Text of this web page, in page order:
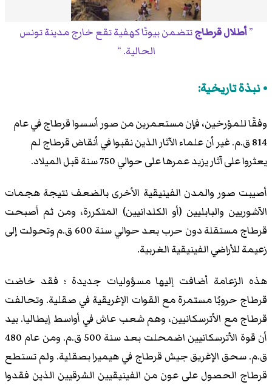
أطلال قرطاجتتضمن بيوتًا كهفية تقع خارج مدينة تونس
الحالية.
نبذة تاريخية:
وفقًا للمؤرخين، فإن مستعمرين من صور أسسوا قرطاج في عام
814 ق.م. غير أن علماء الآثار الذين نقبوا في أنقاض قرطاج لم
يعثروا على آثار يزيد عمرها على حوالي 750 سنة قبل الميلاد.
أصيبت صور والمدن الفينيقية الأخرى بالضعف نتيجة هجمات
الآشوريين والبابليين (أو الكلدانيين) المتكررة، ومن ثم أصبحت
قرطاج مستقلة دون حرب بعد حوالي سنة 600 ق.م وتحولت إلى
زعيمة للأراضي الفينيقية الغربية.
هذه الزعامة أضافت إليها مسؤوليات جديدة ؛ فقد خاضت
قرطاج حروبًا مستمرة مع القوات الإغريقية في صقلية. وتحالفت
قرطاج مع الأترسكانيين، وهم شعب عاش في أواسط إيطاليا. بيد
أن قوة الأترسكانيين اضمحلت بعد سنة 500 ق.م. ومن عام 480
ق.م. سحق الإغريق جيش قرطاج في هيميرا بصقلية. ولم تستطع
قرطاج الحصول على عون من الفينيقيين الشرقيين الذين فقدوا